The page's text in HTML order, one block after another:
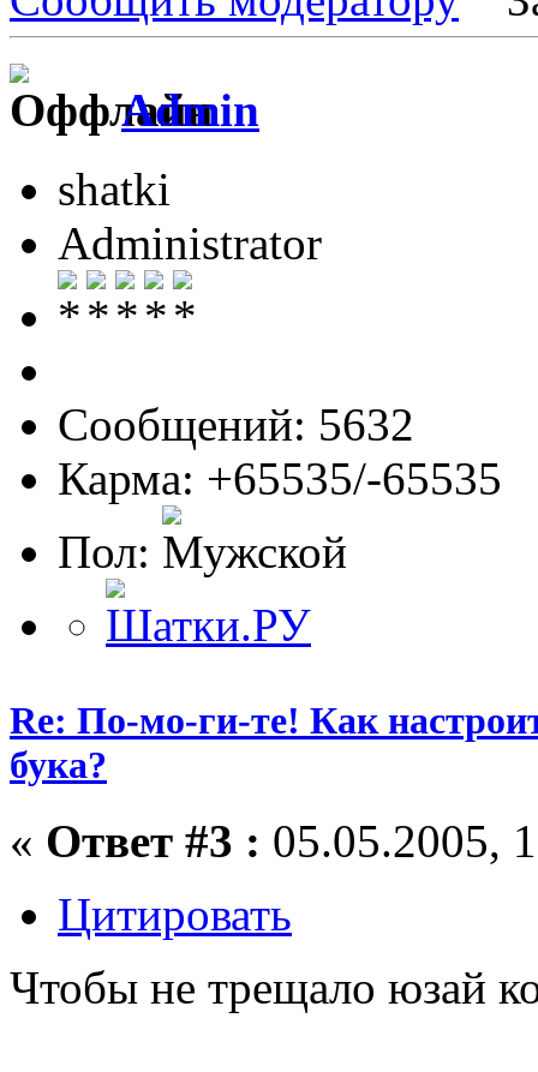
Admin
shatki
Administrator
Сообщений: 5632
Карма: +65535/-65535
Пол:
Re: По-мо-ги-те! Как
бука?
« Ответ #3 : 05.05.2005,
Цитировать
Чтобы не трещало юзай